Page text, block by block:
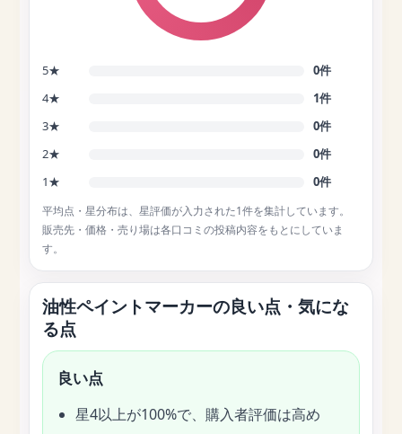
5★
0件
4★
1件
3★
0件
2★
0件
1★
0件
平均点・星分布は、星評価が入力された1件を集計しています。
販売先・価格・売り場は各口コミの投稿内容をもとにしていま
す。
油性ペイントマーカーの良い点・気にな
る点
良い点
星4以上が100%で、購入者評価は高め